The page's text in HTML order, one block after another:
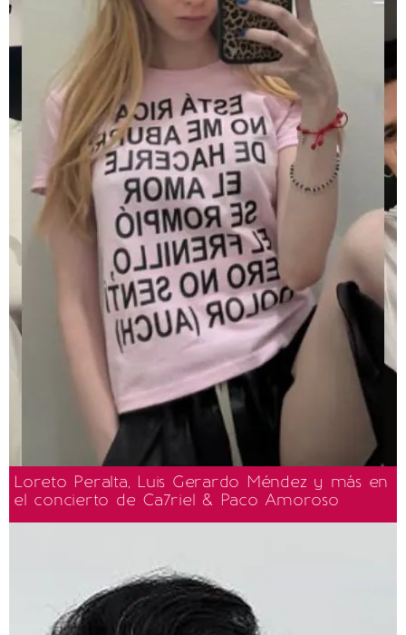
Loreto Peralta, Luis Gerardo Méndez y más en
el concierto de Ca7riel & Paco Amoroso